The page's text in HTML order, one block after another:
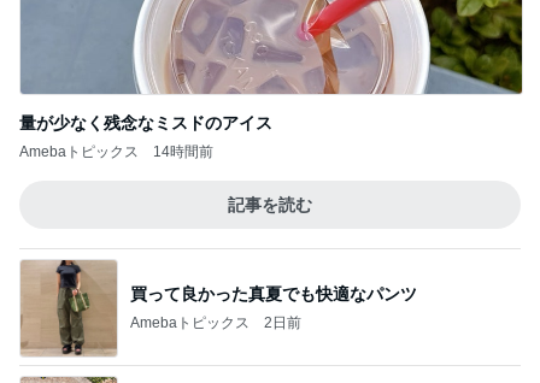
量が少なく残念なミスドのアイス
Amebaトピックス 14時間前
記事を読む
買って良かった真夏でも快適なパンツ
Amebaトピックス 2日前